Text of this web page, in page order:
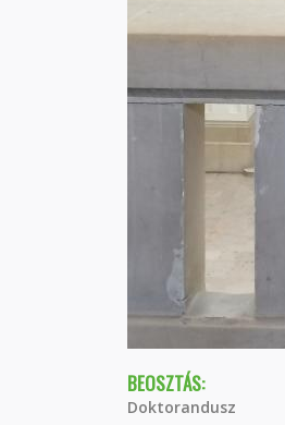
BEOSZTÁS:
Doktorandusz